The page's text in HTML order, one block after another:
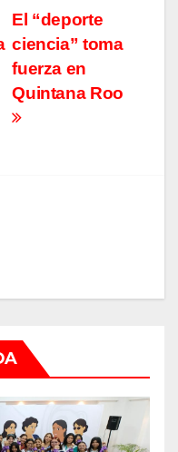
El “deporte
ciencia” toma
fuerza en
Quintana Roo